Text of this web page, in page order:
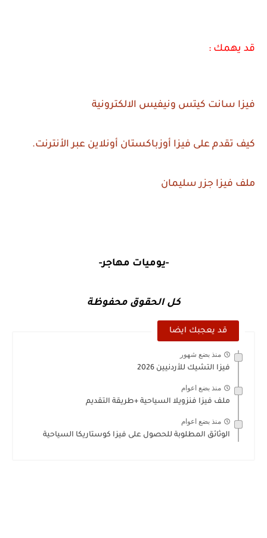
قد يهمك :
فيزا سانت كيتس ونيفيس الالكترونية
كيف تقدم على فيزا أوزباكستان أونلاين عبر الأنترنت.
ملف فيزا جزر سليمان
-يوميات مهاجر-
كل الحقوق محفوظة
قد يعجبك ايضا
منذ بضع شهور
فيزا التشيك للأردنيين 2026
منذ بضع اعوام
ملف فيزا فنزويلا السياحية +طريقة التقديم
منذ بضع اعوام
الوثائق المطلوبة للحصول على فيزا كوستاريكا السياحية